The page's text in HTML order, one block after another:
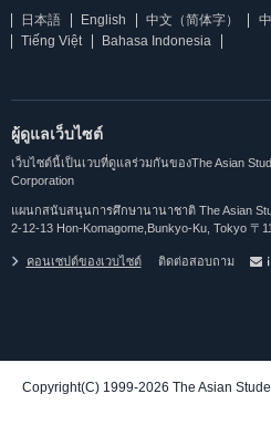
日本語 English 中文（简体字）
Tiếng Việt
Bahasa Indonesia
ผู้ดูแลเว็บไซต์
เว็บไซต์นี้เป็นเวบที่ดูแลร่วมกันของThe Asian
Corporation
แผนกสนับสนุนการศึกษานานาชาติ The Asian
2-12-13 Hon-Komagome,Bunkyo-Ku, Tokyo 〒
คอนเซปต์ของเวบไซต์ ติดต่อสอบถาม
Copyright(C) 1999-2026 The Asian